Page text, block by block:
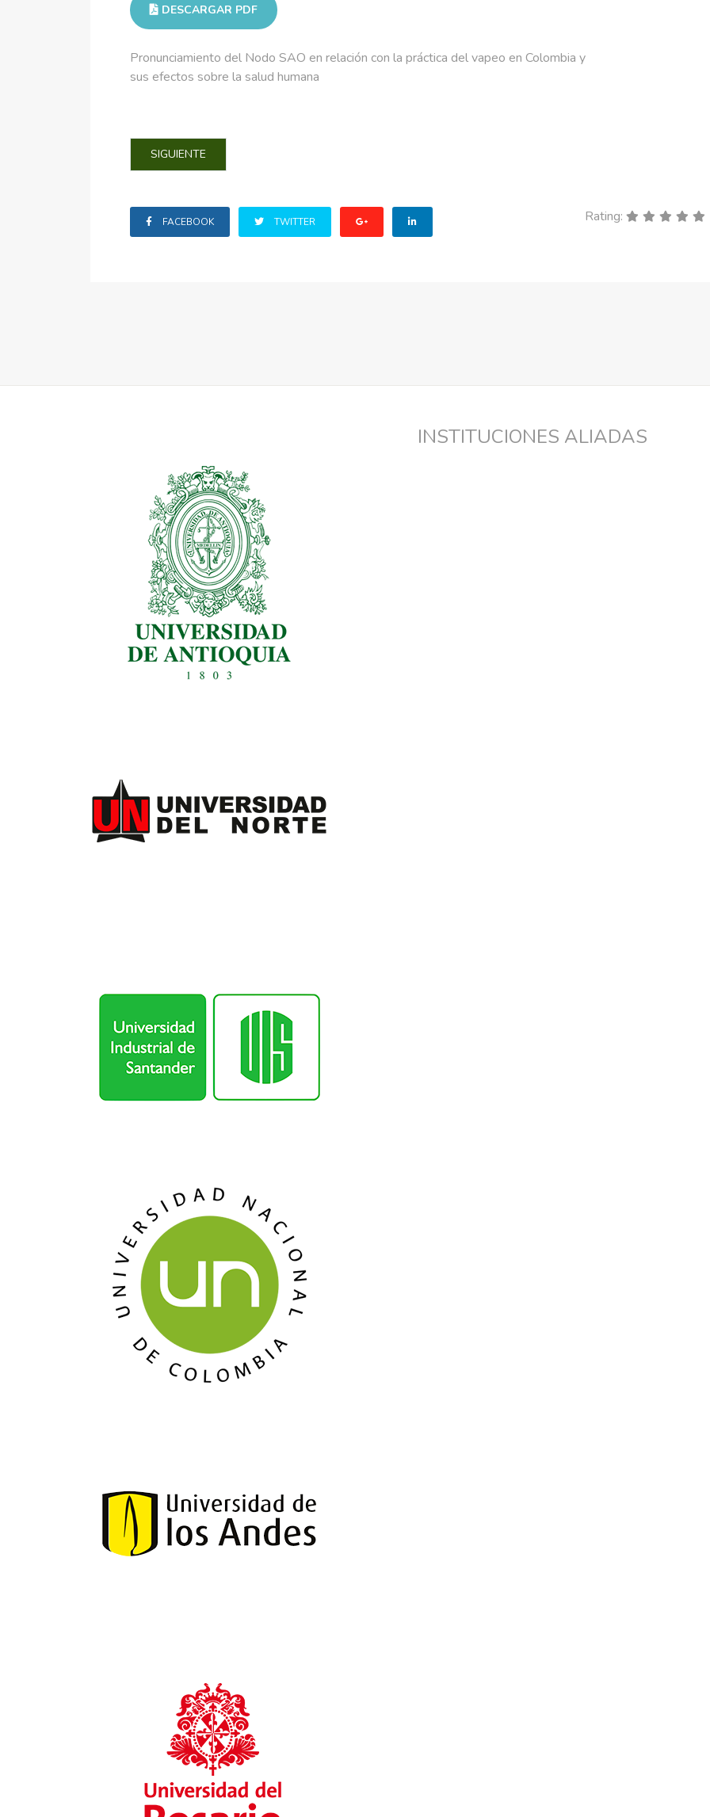
DESCARGAR PDF
Pronunciamiento del Nodo SAO en relación con la práctica del vapeo en Colombia y
sus efectos sobre la salud humana
ARTÍCULO SIGUIENTE: 2022 ORIENTACIONES PRÁCTICAS PARA EL USO DE MASCARILLAS PANDEMIA
SIGUIENTE
Rating:
FACEBOOK TWITTER
INSTITUCIONES ALIADAS